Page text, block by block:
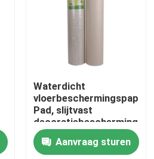
Waterdicht
vloerbeschermingspapier
Pad, slijtvast
decoratiebeschermings
papier
Aanvraag sturen